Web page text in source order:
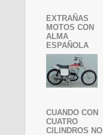
EXTRAÑAS
MOTOS CON
ALMA
ESPAÑOLA
CUANDO CON
CUATRO
CILINDROS NO